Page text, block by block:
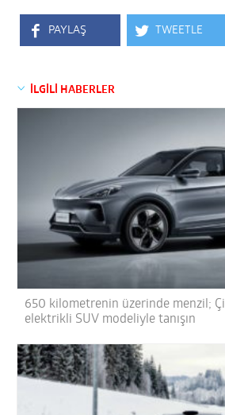
PAYLAŞ TWEETLE
İLGİLİ HABERLER
650 kilometrenin üzerinde menzil;
elektrikli SUV modeliyle tanışın